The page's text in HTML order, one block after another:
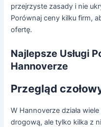
przejrzyste zasady i nie
Porównaj ceny kilku firm,
ofertę.
Najlepsze Usługi
Hannoverze
Przegląd
W Hannoverze działa
drogową, ale tylko kilka z